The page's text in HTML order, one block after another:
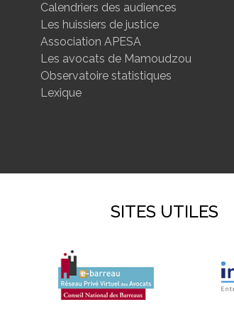
Calendriers des audiences
Les huissiers de justice
Association APESA
Les avocats de Mamoudzou
Observatoire statistiques
Lexique
SITES UTILES